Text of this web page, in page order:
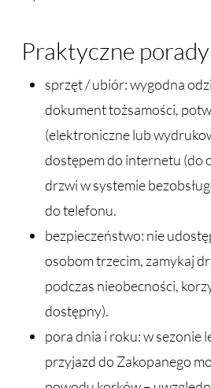
Praktyczne porady
sprzęt / ubiór: wygodna
dokument tożsamości,
(elektroniczne lub
dostępem do internetu (do
drzwi w systemie
do telefonu.
bezpieczeństwo: nie
osobom trzecim, zamykaj
podczas nieobecności,
dostępny).
pora dnia i roku: w sezonie
przyjazd do Zakopanego